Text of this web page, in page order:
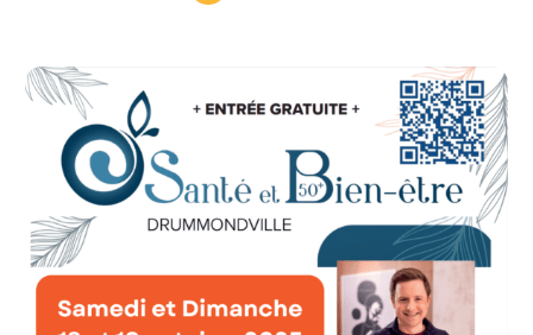
Telephone *
Projet pour lequel vous souhaitez
participer